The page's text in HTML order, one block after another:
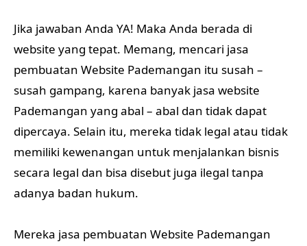
Jika jawaban Anda YA! Maka Anda berada di
website yang tepat. Memang, mencari jasa
pembuatan Website Pademangan itu susah –
susah gampang, karena banyak jasa website
Pademangan yang abal – abal dan tidak dapat
dipercaya. Selain itu, mereka tidak legal atau tidak
memiliki kewenangan untuk menjalankan bisnis
secara legal dan bisa disebut juga ilegal tanpa
adanya badan hukum.
Mereka jasa pembuatan Website Pademangan